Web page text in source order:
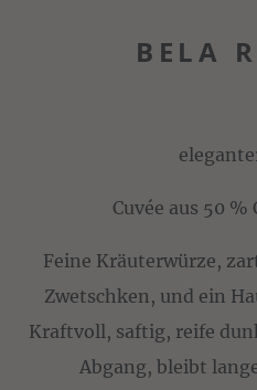
BELA
Cuvée aus 50
Feine Kräuterwürze,
Zwetschken, und ein
Kraftvoll, saftig, reife
Abgang, bleibt